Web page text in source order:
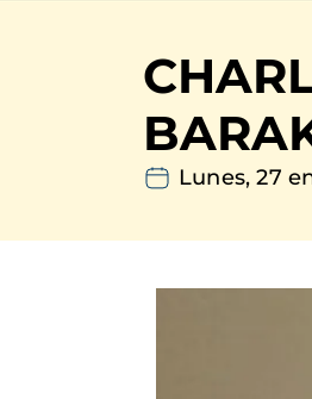
navegación
Lunes, 27